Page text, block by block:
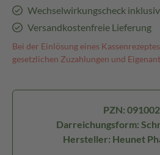
Wechselwirkungscheck
Versandkostenfreie Lieferung
Bei der Einlösung eines
gesetzlichen Zuzahlungen und
PZN:
Darreichungsform:
Hersteller: Heunet